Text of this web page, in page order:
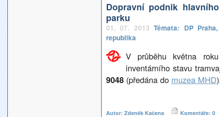
Dopravní podnik
parku
01. 07. 2013Témata: DP Praha
republika
V průběhu května
inventárního stavu
9048(předána do muzea MHD
Autor: Zdeněk Kačena Komentáře: 0